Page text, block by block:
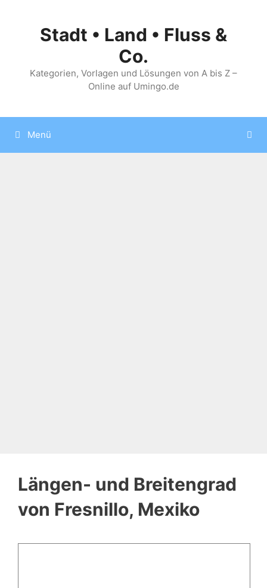
springenStadt • Land • Fluss &
Co.
Kategorien, Vorlagen und Lösungen von A bis Z –
Online auf Umingo.de
Menü
Längen- und Breitengrad
von Fresnillo, Mexiko